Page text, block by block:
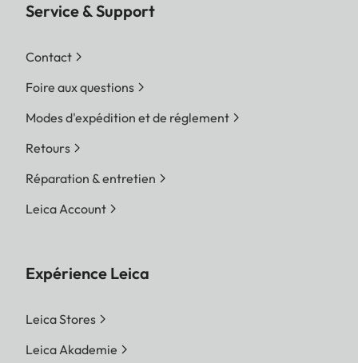
Service & Support
Contact
Foire aux questions
Modes d'expédition et de réglement
Retours
Réparation & entretien
Leica Account
Expérience Leica
Leica Stores
Leica Akademie